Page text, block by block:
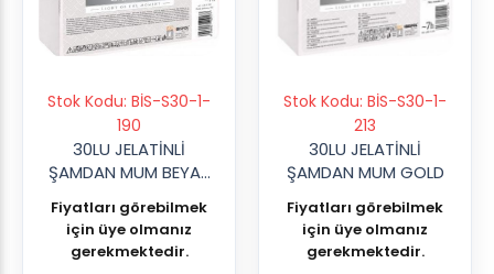
Stok Kodu: BİS-S30-1-
190
30LU JELATİNLİ
ŞAMDAN MUM BEYAZ
Fiyatları görebilmek
için üye olmanız
gerekmektedir.
Stok Kodu: BİS-S30-1-
213
30LU JELATİNLİ
ŞAMDAN MUM GOLD
Fiyatları görebilmek
için üye olmanız
gerekmektedir.